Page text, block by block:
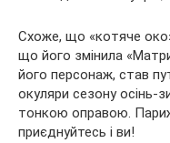
Схоже, що «котяче
що його змінила
його персонаж, став
окуляри сезону осінь-
тонкою оправою. Париж
приєднуйтесь і ви!